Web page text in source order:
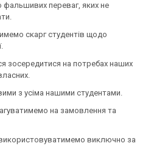
фальшивих переваг, яких не
скарг студентів щодо
зосередитися на потребах наших
з усіма нашими студентами.
на замовлення та
виключно за